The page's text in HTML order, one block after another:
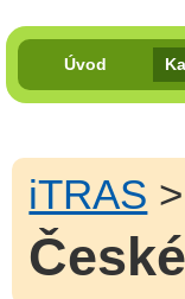
Úvod
iTRAS >